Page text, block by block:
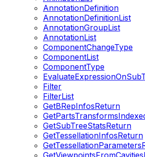
AnnotationDefinition
AnnotationDefinitionList
AnnotationGroupList
AnnotationList
ComponentChangeType
ComponentList
ComponentType
Filter
FilterList
GetBRepInfosReturn
GetSubTreeStatsReturn
GetTessellationInfosReturn